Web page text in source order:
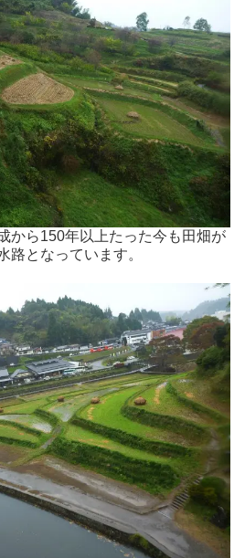
から150年以上たった今も田畑が
路となっています。